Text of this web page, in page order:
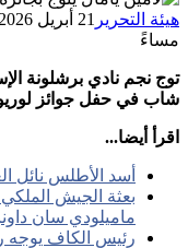
التحرير21 أبريل 2026
نجم نادي برشلونة
في حفل جوائز لوريوس
أيضا...
أسد الأطلس نائل
بعثة الجيش الملكي
ماميلودي سان داونز
رئيس الكاف يوجه